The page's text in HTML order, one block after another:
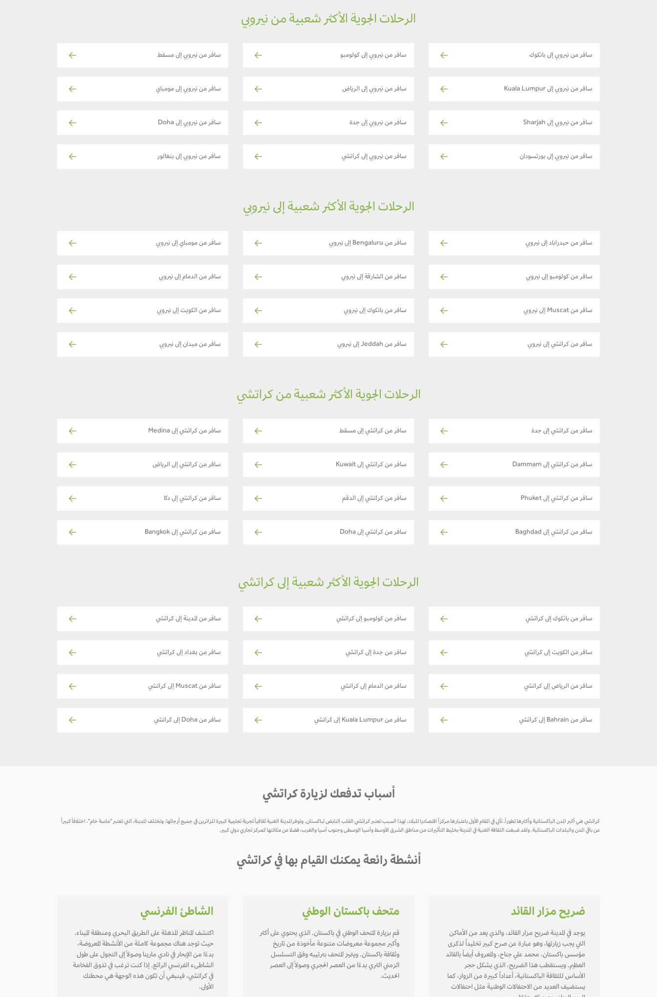
الرحلات الجوية الأكثر شعبية من نيروبي
سافر من نيروبي إلى بانكوك سافر من نيروبي إلى كولومبو سافر من نيروبي إلى مسقط
سافر من نيروبي إلى Kuala Lumpur سافر من نيروبي إلى الرياض سافر من نيروبي إلى مومباي
سافر من نيروبي إلى Sharjah سافر من نيروبي إلى جدة سافر من نيروبي إلى Doha
سافر من نيروبي إلى بورتسودان سافر من نيروبي إلى كراتشي سافر من نيروبي إلى بنغالور
الرحلات الجوية الأكثر شعبية إلى نيروبي
سافر من حيدراباد إلى نيروبي سافر من Bengaluru إلى نيروبي سافر من مومباي إلى نيروبي
سافر من كولومبو إلى نيروبي سافر من الشارقة إلى نيروبي سافر من الدمام إلى نيروبي
سافر من Muscat إلى نيروبي سافر من بانكوك إلى نيروبي سافر من الكويت إلى نيروبي
سافر من كراتشي إلى نيروبي سافر من Jeddah إلى نيروبي سافر من ميدان إلى نيروبي
الرحلات الجوية الأكثر شعبية من كراتشي
سافر من كراتشي إلى جدة سافر من كراتشي إلى مسقط سافر من كراتشي إلى Medina
سافر من كراتشي إلى Dammam سافر من كراتشي إلى Kuwait سافر من كراتشي إلى الرياض
سافر من كراتشي إلى Phuket سافر من كراتشي إلى الدقم سافر من كراتشي إلى دكا
سافر من كراتشي إلى Baghdad سافر من كراتشي إلى Doha سافر من كراتشي إلى Bangkok
الرحلات الجوية الأكثر شعبية إلى كراتشي
سافر من بانكوك إلى كراتشي سافر من كولومبو إلى كراتشي سافر من المدينة إلى كراتشي
سافر من الكويت إلى كراتشي سافر من جدة إلى كراتشي سافر من بغداد إلى كراتشي
سافر من الرياض إلى كراتشي سافر من الدمام إلى كراتشي سافر من Muscat إلى كراتشي
سافر من Bahrain إلى كراتشي سافر من Kuala Lumpur إلى كراتشي سافر من Doha إلى كراتشي
أسباب تدفعك لزيارة كراتشي
كراتشي هي أكبر المدن الباكستانية وأكثرها تطوراً. تأتي في المقام الأول باعتبارها مركزاً اقتصاديا للبلاد، لهذا السبب تعتبر كراتشي القلب النابض لباكستان. وتوفرالمدينة الغنية ثقافياً تجربة تعليمية كبيرة للزائرين في جميع أرجائها. وتختلف المدينة، التي تعتبر "ماسة خام"، اختلافاً كبيراً
عن باقي المدن والبلدات الباكستانية. ولقد صُبغت الثقافة الغنية في المدينة بخليط التأثيرات من مناطق الشرق الأوسط وآسيا الوسطى وجنوب آسيا والغرب، فضلا عن مكانتها كمركز تجاري دولي كبير.
أنشطة رائعة يمكنك القيام بها في كراتشي
ضريح مزار القائد
يوجد في المدينة ضريح مزار القائد، والذي يعد من الأماكن
التي يجب زيارتها، وهو عبارة عن صرح كبير تخليداً لذكرى
مؤسس باكستان، محمد علي جناح، والمعروف أيضاً بالقائد
العظيم. ويستقطب هذا الضريح، الذي يشكل حجر
الأساس للثقافة الباكستانية، أعداداً كبيرة من الزوار، كما
يستضيف العديد من الاحتفالات الوطنية مثل احتفالات
متحف باكستان الوطني
قم بزيارة المتحف الوطني في باكستان. الذي يحتوي على أكثر
وأكبر مجموعة معروضات متنوعة مأخوذة من تاريخ
وثقافة باكستان. ويتميز المتحف بترتيبه وفق التسلسل
الزمني الثري بدءًا من العصر الحجري وصولاً إلى العصر
الحديث.
الشاطئ الفرنسي
اكتشف المناظر المذهلة على الطريق البحري ومنطقة الميناء.
حيث توجد هناك مجموعة كاملة من الأنشطة المعروضة،
بدءًا من الإبحار في نادي مارينا وصولاً إلى التجول على طول
الشاطىء الفرنسي الرائع. إذا كنت ترغب في تذوق الفخامة
في كراتشي، فينبغي أن تكون هذه الوجهة هي محطتك
الأولى.